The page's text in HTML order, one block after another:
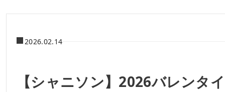
2026.02.14
【シャニソン】2026バレンタ